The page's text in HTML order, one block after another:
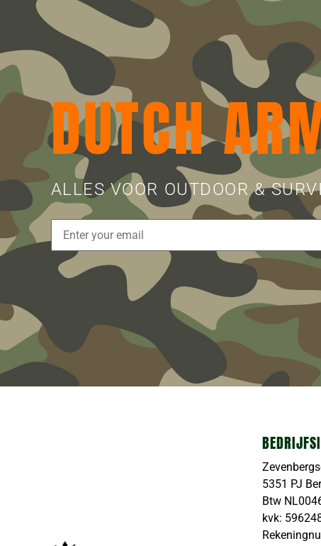
DUTCH
ALLES VOOR OUTDOOR &
5351 PJ
Btw
kvk: